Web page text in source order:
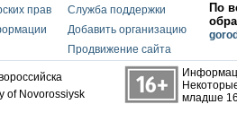
прав
Служба поддержки
Добавить организацию
Продвижение сайта
По
of Novorossiysk
младше